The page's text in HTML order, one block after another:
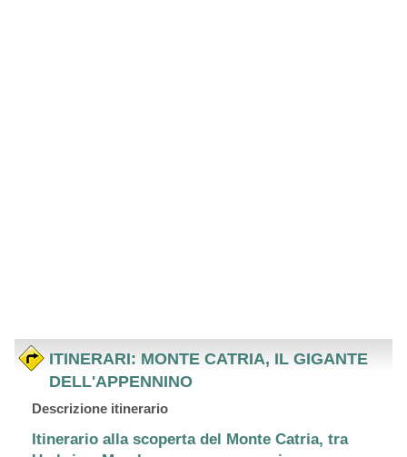
ITINERARI: MONTE CATRIA, IL GIGANTE
DELL'APPENNINO
Descrizione itinerario
Itinerario alla scoperta del Monte Catria, tra